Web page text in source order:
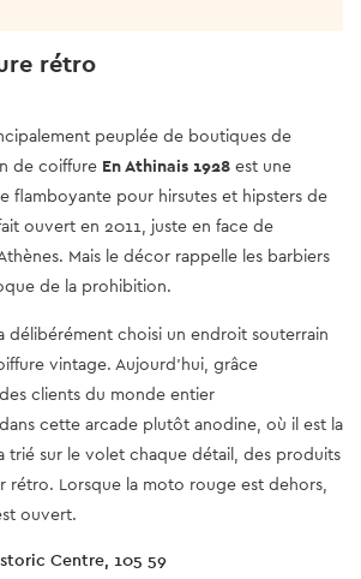
rétro
peuplée de boutiques de
de coiffure En Athinais 1928 est une
flamboyante pour hirsutes et hipsters de
ouvert en 2011, juste en face de
Mais le décor rappelle les barbiers
de la prohibition.
délibérément choisi un endroit souterrain
vintage. Aujourd'hui, grâce
clients du monde entier
cette arcade plutôt anodine, où il est la
trié sur le volet chaque détail, des produits
rétro. Lorsque la moto rouge est dehors,
ouvert.
Centre, 105 59